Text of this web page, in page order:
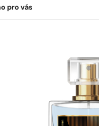
pro vás